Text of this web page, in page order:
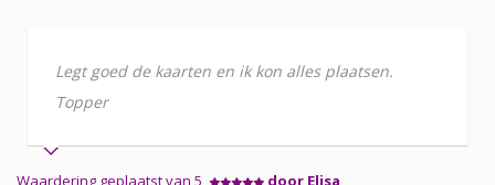
Legt goed de kaarten en ik kon alles plaatsen.
Topper
Waardering geplaatst van 5
door Elisa